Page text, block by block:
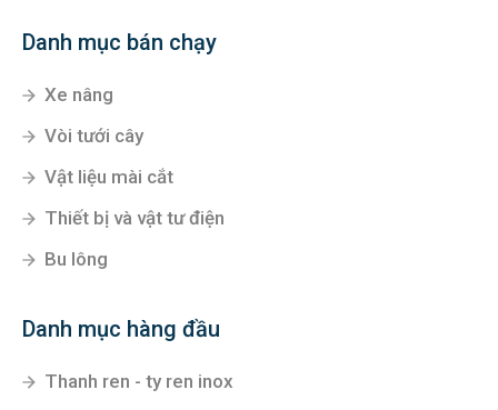
Danh mục bán chạy
Xe nâng
Vòi tưới cây
Vật liệu mài cắt
Thiết bị và vật tư điện
Bu lông
Danh mục hàng đầu
Thanh ren - ty ren inox